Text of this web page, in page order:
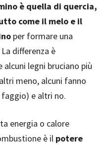
è quella di quercia,
come il melo e il
per formare una
differenza è
legni bruciano più
meno, alcuni fanno
e altri no.
energia o calore
è il potere